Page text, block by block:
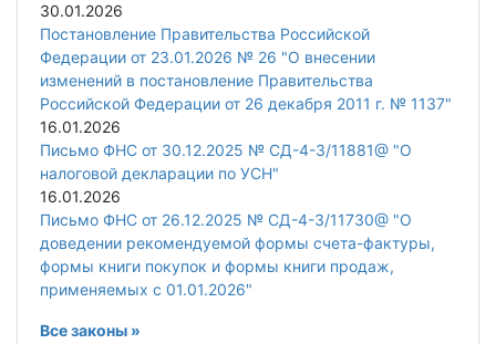
30.01.2026
Постановление Правительства Российской
Федерации от 23.01.2026 № 26 "О внесении
изменений в постановление Правительства
Российской Федерации от 26 декабря 2011 г. № 1137"
16.01.2026
Письмо ФНС от 30.12.2025 № СД-4-3/11881@ "О
налоговой декларации по УСН"
16.01.2026
Письмо ФНС от 26.12.2025 № СД-4-3/11730@ "О
доведении рекомендуемой формы счета-фактуры,
формы книги покупок и формы книги продаж,
применяемых с 01.01.2026"
Все законы »